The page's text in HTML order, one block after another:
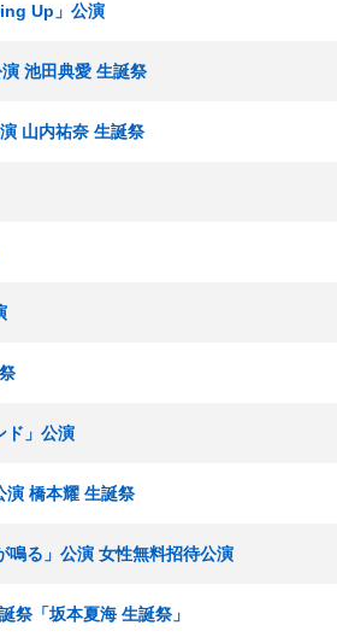
Up」公演
池田典愛 生誕祭
山内祐奈 生誕祭
ド」公演
演 橋本耀 生誕祭
鳴る」公演 女性無料招待公演
祭「坂本夏海 生誕祭」